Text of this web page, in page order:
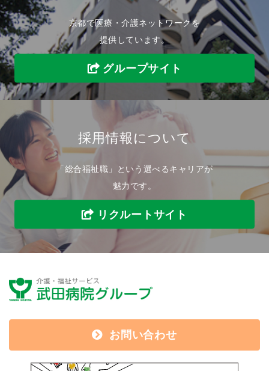
京都で医療・介護ネットワークを
提供しています。
グループサイト
採用情報について
「総合福祉職」という選べるキャリアが
魅力です。
リクルートサイト
お問い合わせ